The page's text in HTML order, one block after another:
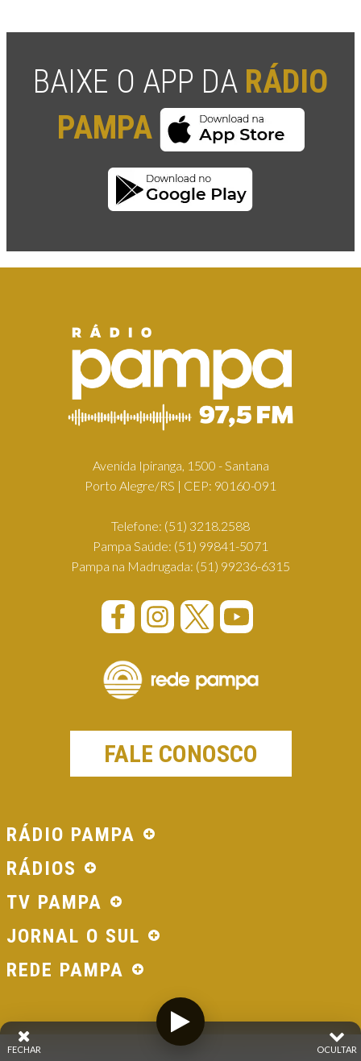
BAIXE O APP DA RÁDIO
PAMPA
Avenida Ipiranga, 1500 - Santana
Porto Alegre/RS | CEP: 90160-091
Telefone: (51) 3218.2588
Pampa Saúde: (51) 99841-5071
Pampa na Madrugada: (51) 99236-6315
FALE CONOSCO
RÁDIO PAMPA
RÁDIOS
TV PAMPA
JORNAL O SUL
REDE PAMPA
OCULTAR
FECHAR